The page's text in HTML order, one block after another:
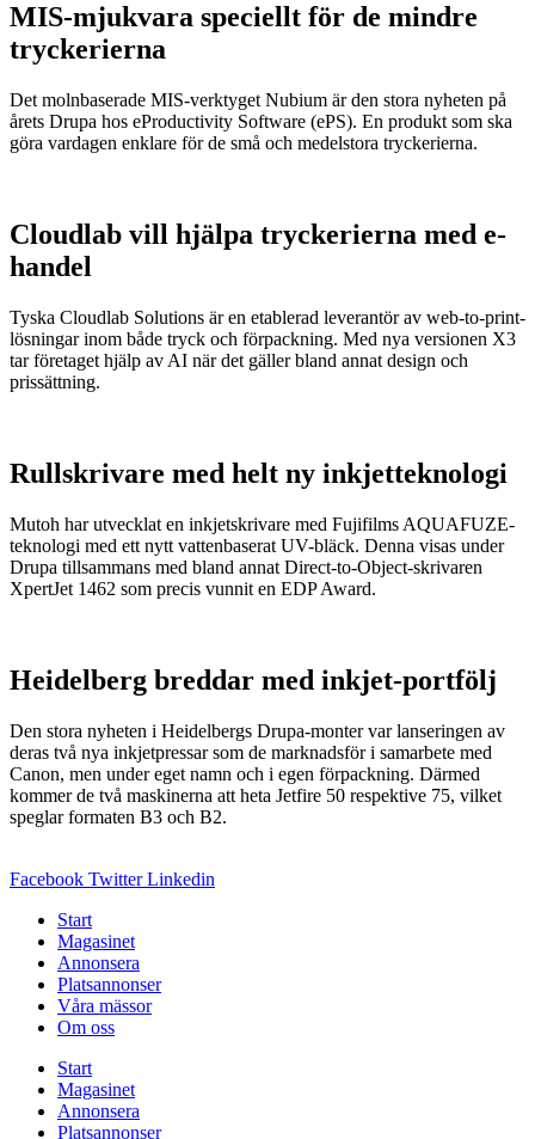
MIS-mjukvara speciellt för de mindre
tryckerierna
Det molnbaserade MIS-verktyget Nubium är den stora nyheten på
årets Drupa hos eProductivity Software (ePS). En produkt som ska
göra vardagen enklare för de små och medelstora tryckerierna.
Cloudlab vill hjälpa tryckerierna med e-
handel
Tyska Cloudlab Solutions är en etablerad leverantör av web-to-print-
lösningar inom både tryck och förpackning. Med nya versionen X3
tar företaget hjälp av AI när det gäller bland annat design och
prissättning.
Rullskrivare med helt ny inkjetteknologi
Mutoh har utvecklat en inkjetskrivare med Fujifilms AQUAFUZE-
teknologi med ett nytt vattenbaserat UV-bläck. Denna visas under
Drupa tillsammans med bland annat Direct-to-Object-skrivaren
XpertJet 1462 som precis vunnit en EDP Award.
Heidelberg breddar med inkjet-portfölj
Den stora nyheten i Heidelbergs Drupa-monter var lanseringen av
deras två nya inkjetpressar som de marknadsför i samarbete med
Canon, men under eget namn och i egen förpackning. Därmed
kommer de två maskinerna att heta Jetfire 50 respektive 75, vilket
speglar formaten B3 och B2.
Facebook Twitter Linkedin
Start
Magasinet
Annonsera
Platsannonser
Våra mässor
Om oss
Start
Magasinet
Annonsera
Platsannonser